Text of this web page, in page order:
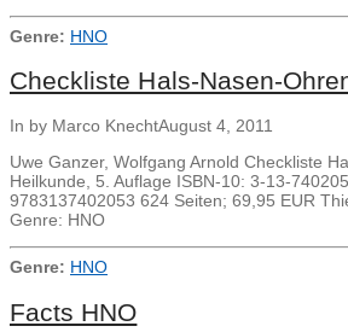
Genre: HNO
Checkliste Hals-Nasen-
In by Marco KnechtAugust 4, 2011
Uwe Ganzer, Wolfgang Arnold Checkliste
Heilkunde, 5. Auflage ISBN-10: 3-13-
9783137402053 624 Seiten; 69,95 EUR
Genre: HNO
Genre: HNO
Facts HNO